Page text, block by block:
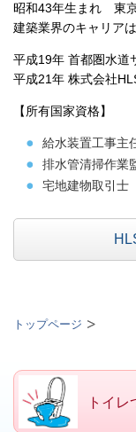
昭和43年生まれ 東
建築業界のキャリア
平成19年 首都圏水道
平成21年 株式会社
【所有国家資格】
給水装置工事主
排水管清掃作業
宅地建物取引士
トップページ
トイ